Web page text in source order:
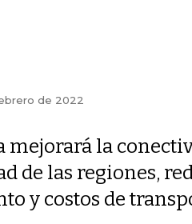
de 2022
mejorará la
de las regiones,
y costos de